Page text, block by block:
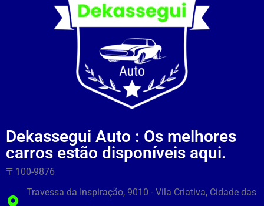
Dekassegui Auto : Os melhores
carros estão disponíveis aqui.
〒100-9876
Travessa da Inspiração, 9010 - Vila Criativa, Cidade das